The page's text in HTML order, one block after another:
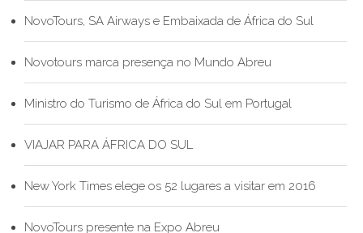
NovoTours, SA Airways e Embaixada de África do Sul
Novotours marca presença no Mundo Abreu
Ministro do Turismo de África do Sul em Portugal
VIAJAR PARA ÁFRICA DO SUL
New York Times elege os 52 lugares a visitar em 2016
NovoTours presente na Expo Abreu